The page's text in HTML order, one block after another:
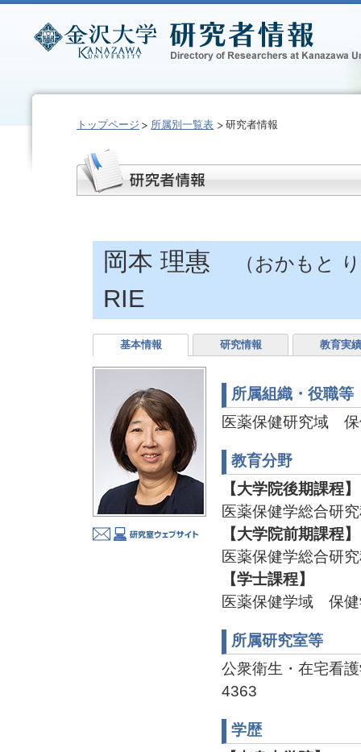
トップページ 所属別一覧表 研究者情報
岡本 理惠 （おかもと
RIE
基本情報 研究情報 教育実績
所属組織・役職等
医薬保健研究域 保
教育分野
【大学院後期課程】
医薬保健学総合研
【大学院前期課程】
医薬保健学総合研
【学士課程】
医薬保健学域 保
所属研究室等
公衆衛生・在宅看
4363
学歴